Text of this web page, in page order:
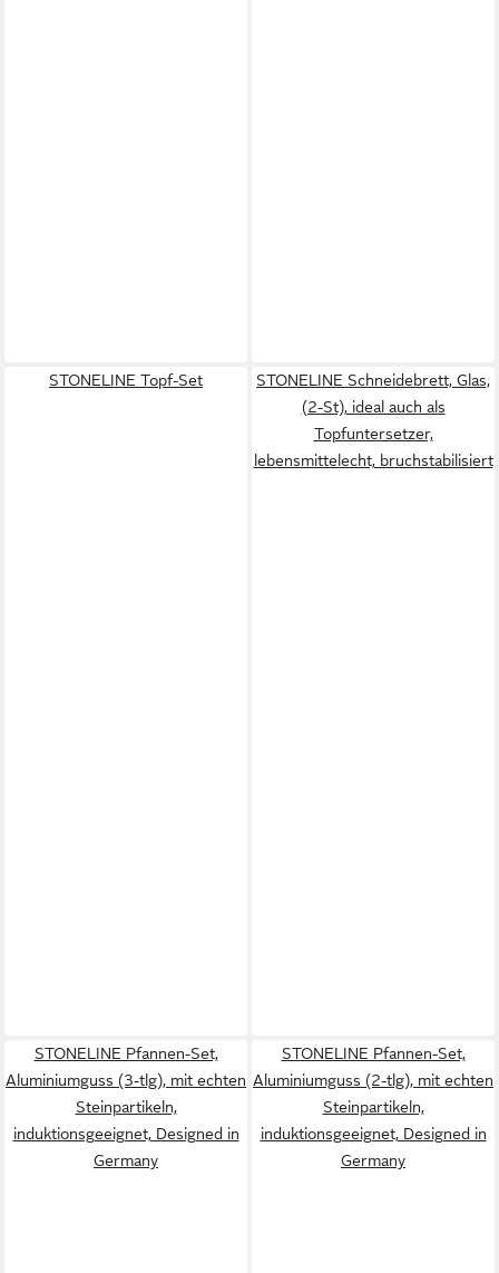
STONELINE Topf-Set
STONELINE Schneidebrett, Glas,
(2-St), ideal auch als
Topfuntersetzer,
lebensmittelecht, bruchstabilisiert
STONELINE Pfannen-Set,
Aluminiumguss (3-tlg), mit echten
Steinpartikeln,
induktionsgeeignet, Designed in
Germany
STONELINE Pfannen-Set,
Aluminiumguss (2-tlg), mit echten
Steinpartikeln,
induktionsgeeignet, Designed in
Germany